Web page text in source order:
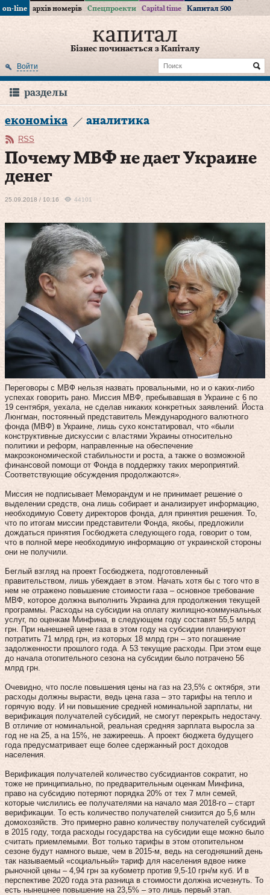
on-line архів номерів Спецпроекти Capital time Капитал 500
Бізнес починається з Капіталу
Войти
разделы
економіка аналитика
RSS
Почему МВФ не дает Украине
денег
25.09.2018 / 10:16 44101
Переговоры с МВФ нельзя назвать провальными, но и о каких-либо
успехах говорить рано. Миссия МВФ, пребывавшая в Украине с 6 по
19 сентября, уехала, не сделав никаких конкретных заявлений. Йоста
Люнгман, постоянный представитель Международного валютного
фонда (МВФ) в Украине, лишь сухо констатировал, что «были
конструктивные дискуссии с властями Украины относительно
политики и реформ, направленные на обеспечение
макроэкономической стабильности и роста, а также о возможной
финансовой помощи от Фонда в поддержку таких мероприятий.
Соответствующие обсуждения продолжаются».
Миссия не подписывает Меморандум и не принимает решение о
выделении средств, она лишь собирает и анализирует информацию,
необходимую Совету директоров фонда, для принятия решения. То,
что по итогам миссии представители Фонда, якобы, предложили
дождаться принятия Госбюджета следующего года, говорит о том,
что в полной мере необходимую информацию от украинской стороны
они не получили.
Беглый взгляд на проект Госбюджета, подготовленный
правительством, лишь убеждает в этом. Начать хотя бы с того что в
нем не отражено повышение стоимости газа – основное требование
МВФ, которое должна выполнить Украина для продолжения текущей
программы. Расходы на субсидии на оплату жилищно-коммунальных
услуг, по оценкам Минфина, в следующем году составят 55,5 млрд
грн. При нынешней цене газа в этом году на субсидии планируют
потратить 71 млрд грн, из которых 18 млрд грн – это погашение
задолженности прошлого года. А 53 текущие расходы. При этом еще
до начала отопительного сезона на субсидии было потрачено 56
млрд грн.
Очевидно, что после повышения цены на газ на 23,5% с октября, эти
расходы должны вырасти, ведь цена газа – это тарифы на тепло и
горячую воду. И ни повышение средней номинальной зарплаты, ни
верификация получателей субсидий, не смогут перекрыть недостачу.
В отличие от номинальной, реальная средняя зарплата выросла за
год не на 25, а на 15%, не зажиреешь. А проект бюджета будущего
года предусматривает еще более сдержанный рост доходов
населения.
Верификация получателей количество субсидиантов сократит, но
тоже не принципиально, по предварительным оценкам Минфина,
право на субсидию потеряют порядка 20% от тех 7 млн семей,
которые числились ее получателями на начало мая 2018-го – старт
верификации. То есть количество получателей снизится до 5,6 млн
домохозяйств. Это примерно равно количеству получателей субсидий
в 2015 году, тогда расходы государства на субсидии еще можно было
считать приемлемыми. Вот только тарифы в этом отопительном
сезоне будут намного выше, чем в 2015-м, ведь на сегодняшний день
так называемый «социальный» тариф для населения вдвое ниже
рыночной цены – 4,94 грн за кубометр против 9,5-10 грн/м куб. И в
перспективе 2020 года эта разница в стоимости должна исчезнуть. То
есть нынешнее повышение на 23,5% – это лишь первый этап.